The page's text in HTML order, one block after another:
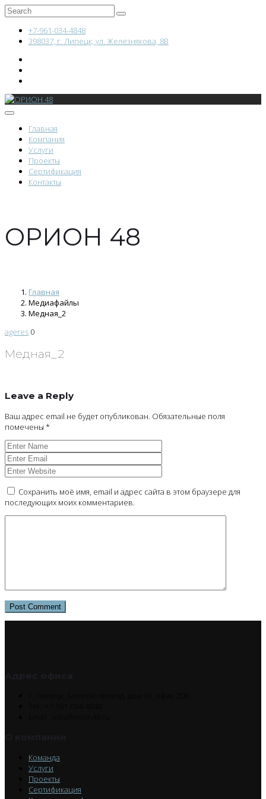
+7-961-034-4848
398037, г. Липецк, ул. Железнякова, 8В
Главная
Компания
Услуги
Проекты
Сертификация
Контакты
ОРИОН 48
Главная
Медиафайлы
Медная_2
ageres 0
Медная_2
Leave a Reply
Ваш адрес email не будет опубликован. Обязательные поля
помечены *
Сохранить моё имя, email и адрес сайта в этом браузере для
последующих моих комментариев.
Команда
Услуги
Проекты
Сертификация